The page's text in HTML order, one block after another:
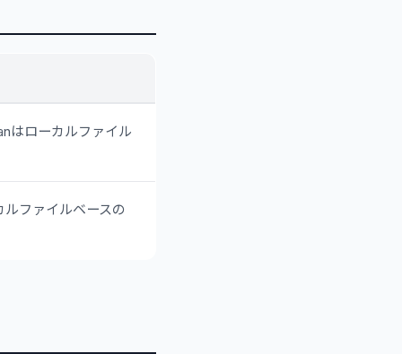
はローカルファイル
ファイルベースの